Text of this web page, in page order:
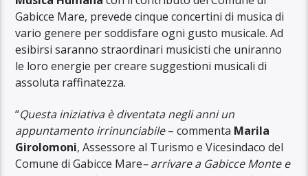
Gabicce Mare, prevede cinque concertini di musica di
vario genere per soddisfare ogni gusto musicale. Ad
esibirsi saranno straordinari musicisti che uniranno
le loro energie per creare suggestioni musicali di
assoluta raffinatezza.
“Questa iniziativa è diventata negli anni un
appuntamento irrinunciabile– commenta Marila
Girolomoni, Assessore al Turismo e Vicesindaco del
Comune di Gabicce Mare– arrivare a Gabicce Monte e